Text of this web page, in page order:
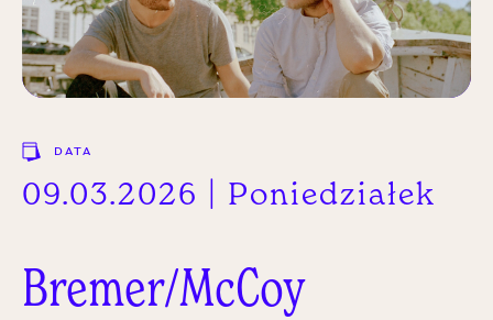
DATA
09.03.2026 | Poniedziałek
Bremer/McCoy